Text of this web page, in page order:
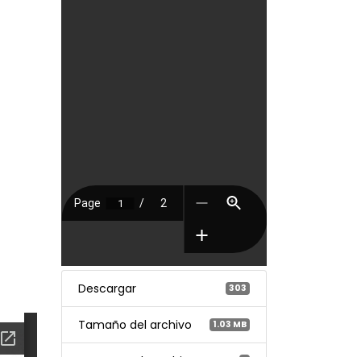
Descargar 303
Tamaño del archivo 1.03 MB